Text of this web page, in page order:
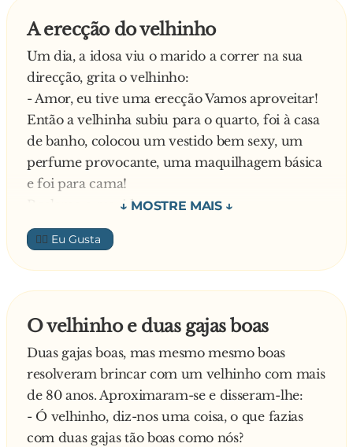
- Então fiz a boa acção que a professora pediu.
Mais descansada a professora:
- Ahh e antão o que fizeste?
E o Joãozinho:
- Ajudei uma velhinha a atravessar a rua.
A professora desconfiada:
- Então e demoraste tanto tempo porquê?
E o joãozinho:
- Pois foi! Mas não havia meio do raio da velha
querer atravessar a rua…
- Quem diria vovó a senhora com essa idade
ainda dá umas “mordidelas”?
E responde a velhinha:
- Morder eu já não mordo mas ainda posso c**...
A erecção do velhinho
Um dia, a idosa viu o marido a correr na sua
direcção, grita o velhinho:
- Amor, eu tive uma erecção Vamos aproveitar!
Então a velhinha subiu para o quarto, foi à casa
de banho, colocou um vestido bem sexy, um
perfume provocante, uma maquilhagem básica
e foi para cama!
Reclama o marido:
- Puxa mulher! Demoraste muito Olha só, a
minha erecção já se foi!
Os dois ficaram muito decepcionados com o
ocorrido e a vidinha de sempre continuou.
cozinha fazendo um bolo quando viu o marido
correndo na sua direcção. Então, ela nem
pensou duas vezes, correu para o quarto, tirou a
roupa e abriu as pernas. O velho entra no
quarto desesperado, viu a esposa na cama em
posição de combate e diz:
👍🏼
O velhinho e duas gajas boas
Duas gajas boas, mas mesmo mesmo boas
resolveram brincar com um velhinho com mais
de 80 anos. Aproximaram-se e disseram-lhe:
- Ó velhinho, diz-nos uma coisa, o que fazias
com duas gajas tão boas como nós?